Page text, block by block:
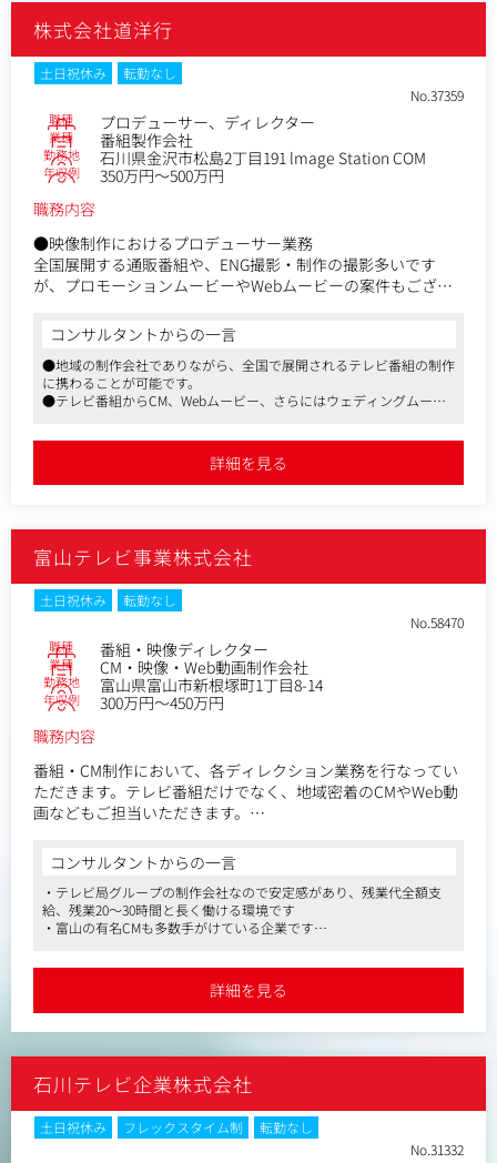
今回は、新たに制作チームを立ち上げていくフェーズです。
ご経験やスキルに応じて、企画寄り／演出寄り／編集寄りな
ど、担当領域やチーム体制は柔軟に組み立てていく方針で
す。これまでのご経歴を活かしつつ、「自分のスタイルで番
組をつくっていきたい」方にぴったりのポジションです。
＜こんな方に向いています＞
・何らかの映像ジャンルでの実務経験をお持ちの方（テレビ
番組、CM、Web動画、MV、企業VPなど分野は問いません）
・旅行や観光コンテンツが好きで、「旅の魅力を映像で伝え
たい」という思いをお持ちの方
・企画から撮影・編集まで、裁量を持って関わりたい方
い方からのご応募をお待ちしています。
株式会社道洋行
土日祝休み
転勤なし
No.37359
職種 プロデューサー、ディレクター
業種 番組製作会社
勤務地 石川県金沢市松島2丁目191 lmage Station COM
年収例
350万円～500万円
職務内容
●映像制作におけるプロデューサー業務
全国展開する通販番組や、ENG撮影・制作の撮影多いです
が、プロモーションムービーやWebムービーの案件もござい
【仕事内容（変更の範囲）】会社の定める業務
コンサルタントからの一言
●地域の制作会社でありながら、全国で展開されるテレビ番組の制作
に携わることが可能です。
●テレビ番組からCM、Webムービー、さらにはウェディングムービ
詳細を見る
富山テレビ事業株式会社
土日祝休み
転勤なし
No.58470
職種 番組・映像ディレクター
業種 CM・映像・Web動画制作会社
勤務地 富山県富山市新根塚町1丁目8-14
年収例
300万円～450万円
職務内容
番組・CM制作において、各ディレクション業務を行なってい
ただきます。テレビ番組だけでなく、地域密着のCMやWeb動
画などもご担当いただきます。
コンサルタントからの一言
・テレビ局グループの制作会社なので安定感があり、残業代全額支
給、残業20～30時間と長く働ける環境です
・富山の有名CMも多数手がけている企業です
詳細を見る
石川テレビ企業株式会社
土日祝休み フレックスタイム制
転勤なし
No.31332